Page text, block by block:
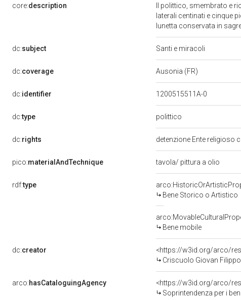
core:description
Il polittico, smembrato e
laterali centinati e cinque
lunetta conservata in
dc:subject Santi e miracoli
dc:coverage Ausonia (FR)
dc:identifier 1200515511A-0
dc:type polittico
dc:rights detenzione Ente religioso
pico:materialAndTechnique tavola/ pittura a olio
rdf:type
Bene Storico o Artistico
Bene mobile
dc:creator
<https://w3id.org/arco/
Criscuolo Giovan
arco:hasCataloguingAgency
<https://w3id.org/arco/
Soprintendenza per i